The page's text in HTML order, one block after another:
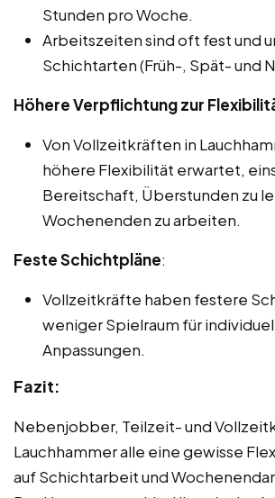
Stunden pro Woche.
Arbeitszeiten sind oft fest und
Schichtarten (Früh-, Spät- und
Höhere Verpflichtung zur
Von Vollzeitkräften in
höhere Flexibilität erwartet,
Bereitschaft, Überstunden zu
Wochenenden zu arbeiten.
Feste Schichtpläne:
Vollzeitkräfte haben festere
weniger Spielraum für
Anpassungen.
Fazit:
Nebenjobber, Teilzeit- und
Lauchhammer alle eine gewisse
auf Schichtarbeit und